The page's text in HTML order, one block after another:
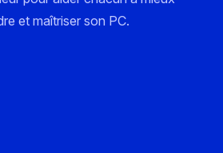
et maîtriser son PC.